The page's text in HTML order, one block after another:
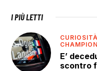
I PIÙ LETTI
E’
scontro